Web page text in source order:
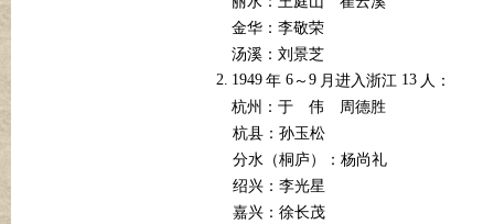
金华：李敬荣
汤溪：刘景芝
2. 1949 年 6～ 9 月进入浙江 13 人：
杭州：于
伟
周德胜
杭县：孙玉松
分水（桐庐）：杨尚礼
绍兴：李光星
嘉兴：徐长茂